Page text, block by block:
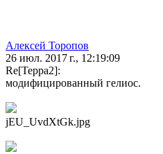
Алексей Торопов
26 июл. 2017 г., 12:19:09
Re[Терра2]:
модифицированный гелиос.
jEU_UvdXtGk.jpg